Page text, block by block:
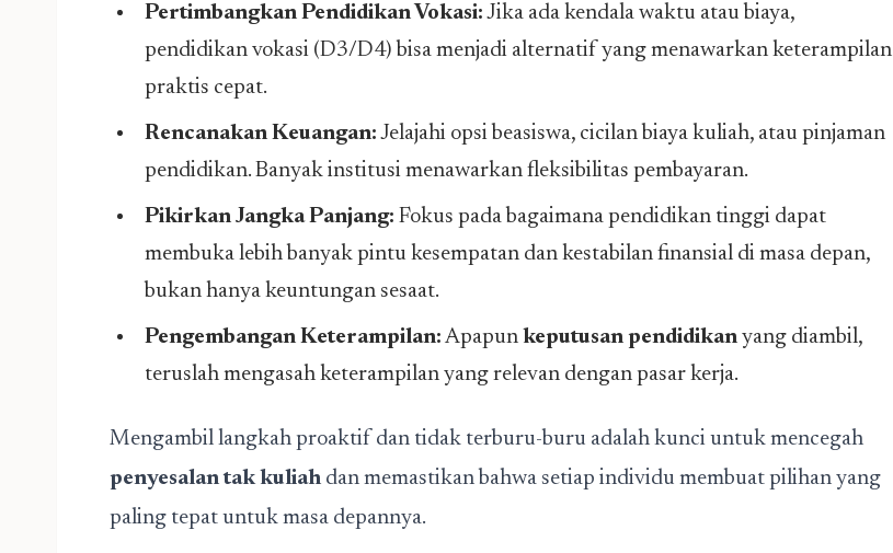
Pertimbangkan Pendidikan Vokasi: Jika ada kendala waktu atau biaya,
pendidikan vokasi (D3/D4) bisa menjadi alternatif yang menawarkan keterampilan
praktis cepat.
Rencanakan Keuangan: Jelajahi opsi beasiswa, cicilan biaya kuliah, atau pinjaman
pendidikan. Banyak institusi menawarkan fleksibilitas pembayaran.
Pikirkan Jangka Panjang: Fokus pada bagaimana pendidikan tinggi dapat
membuka lebih banyak pintu kesempatan dan kestabilan finansial di masa depan,
bukan hanya keuntungan sesaat.
Pengembangan Keterampilan: Apapun keputusan pendidikan yang diambil,
teruslah mengasah keterampilan yang relevan dengan pasar kerja.
Mengambil langkah proaktif dan tidak terburu-buru adalah kunci untuk mencegah
penyesalan tak kuliah dan memastikan bahwa setiap individu membuat pilihan yang
paling tepat untuk masa depannya.